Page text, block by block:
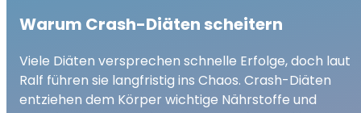
Warum Crash-Diäten scheitern
Viele Diäten versprechen schnelle Erfolge, doch laut
Ralf führen sie langfristig ins Chaos. Crash-Diäten
entziehen dem Körper wichtige Nährstoffe und